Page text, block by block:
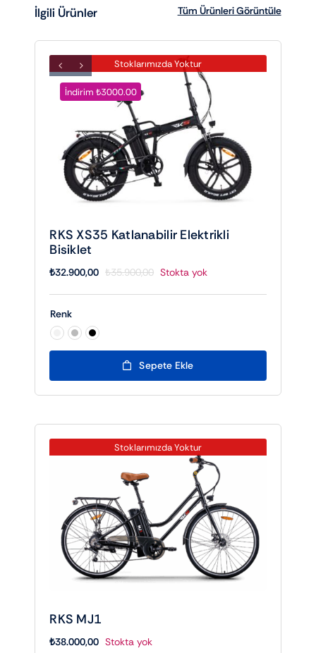
İlgili Ürünler Tüm Ürünleri Görüntüle
Stoklarımızda Yoktur
İndirim ₺3000.00
RKS XS35 Katlanabilir Elektrikli
Bisiklet
₺35.900,00Orijinal
fiyat:
₺32.900,00
Şu
andaki
Stokta yok
Renk
Sepete Ekle
Stoklarımızda Yoktur
RKS MJ1
₺38.000,00 Stokta yok